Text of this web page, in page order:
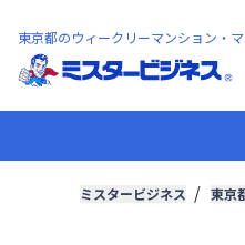
東京都のウィークリーマンション・
ミスタービジネス 東京